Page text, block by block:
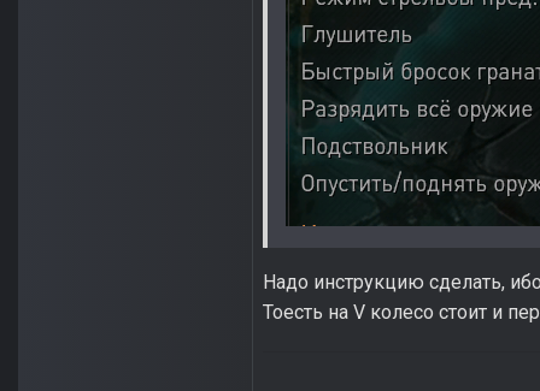
Надо инструкцию сделать,
Тоесть на V колесо стоит и